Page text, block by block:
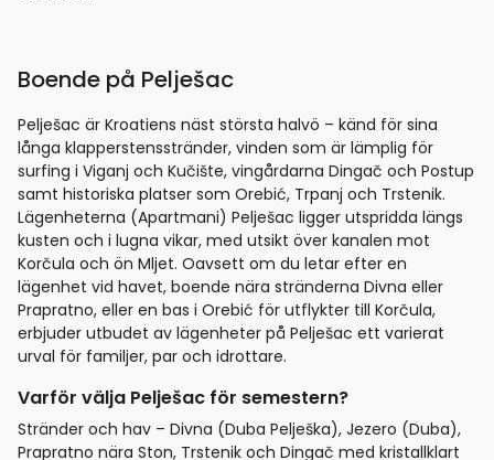
Boende på Pelješac
Pelješac är Kroatiens näst största halvö – känd för sina
långa klapperstensstränder, vinden som är lämplig för
surfing i Viganj och Kučište, vingårdarna Dingač och Postup
samt historiska platser som Orebić, Trpanj och Trstenik.
Lägenheterna (Apartmani) Pelješac ligger utspridda längs
kusten och i lugna vikar, med utsikt över kanalen mot
Korčula och ön Mljet. Oavsett om du letar efter en
lägenhet vid havet, boende nära stränderna Divna eller
Prapratno, eller en bas i Orebić för utflykter till Korčula,
erbjuder utbudet av lägenheter på Pelješac ett varierat
urval för familjer, par och idrottare.
Varför välja Pelješac för semestern?
Stränder och hav – Divna (Duba Pelješka), Jezero (Duba),
Prapratno nära Ston, Trstenik och Dingač med kristallklart